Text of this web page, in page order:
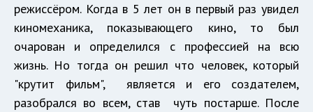
режиссёром. Когда в 5 лет он в первый раз увидел
киномеханика, показывающего кино, то был
очарован и определился с профессией на всю
жизнь. Но тогда он решил что человек, который
"крутит фильм", является и его создателем,
разобрался во всем, став чуть постарше. После